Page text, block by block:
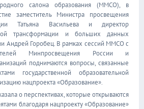
салона образования (ММСО), в
заместитель Министра просвещения
Татьяна Васильева и директор
трансформации и больших данных
Андрей Горобец. В рамках сессий ММСО с
Минпросвещения России и
поднимаются вопросы, связанные
государственной образовательной
нацпроекта «Образование».
о перспективах, которые открываются
благодаря нацпроекту «Образование»